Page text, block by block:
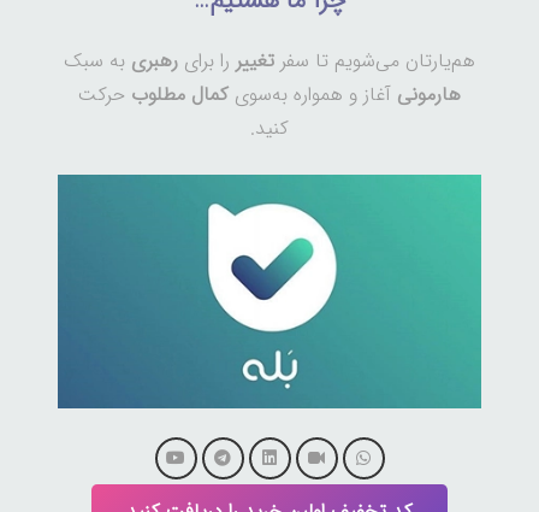
هم‌یارتان می‌شویم تا سفر تغییر را برای رهبری به سبک
هارمونی آغاز و همواره به‌سوی کمال مطلوب حرکت
کنید.